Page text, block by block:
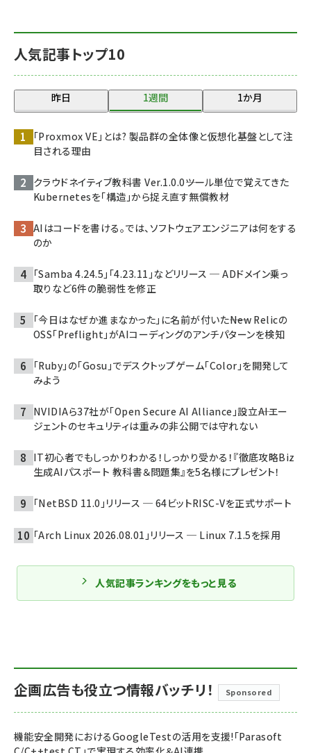
人気記事トップ10
昨日 1週間 1か月
「Proxmox VE」とは? 製品群の全体像と仮想化基盤として注
目される理由
クラウドネイティブ教科書 Ver.1.0.0――ツール単位で覚えてきた
Kubernetesを「構造」から捉え直す無償教材
AIはコードを書ける。では、ソフトウェアエンジニアは何をする
のか
「Samba 4.24.5」「4.23.11」などリリース ─ ADドメイン乗っ
取りなど6件の脆弱性を修正
「今日はなぜか進まなかった」に名前が付いた――New Relicの
OSS「Preflight」がAIコーディングのアンチパターンを検知
「Ruby」の「Gosu」でデスクトップゲーム「Color」を開発して
みよう
NVIDIAら37社が「Open Secure AI Alliance」設立――AIエー
ジェントのセキュリティは重みの非公開では守れない
IT初心者でもしっかりわかる！しっかり受かる！『徹底攻略Biz
生成AIパスポート 教科書＆問題集』を5名様にプレゼント！
「NetBSD 11.0」リリース ─ 64ビットRISC-Vを正式サポート
「Arch Linux 2026.08.01」リリース ─ Linux 7.1.5を採用
人気記事ランキングをもっと見る
企画広告も役立つ情報バッチリ！ Sponsored
機能安全開発におけるGoogleTestの活用を支援!「Parasoft